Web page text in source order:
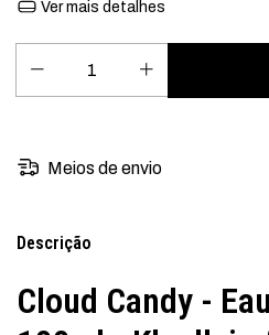
Ver mais detalhes
Meios de envio
Descrição
Cloud Candy -